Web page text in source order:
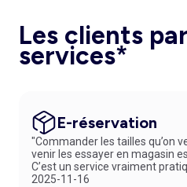
Les clients
services*
E-réservation
"Commander les tailles qu’on
venir les essayer en magasin
C’est un service vraiment
2025-11-16